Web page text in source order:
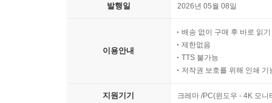
발행일 2026년 05월 08일
이용안내
배송 없이 구매 후 바로 읽기
제한없음
TTS 불가능
저작권 보호를 위해 인쇄 기
지원기기 크레마 /PC(윈도우 - 4K 모